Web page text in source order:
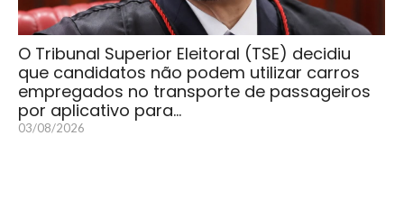
O Tribunal Superior Eleitoral (TSE) decidiu
que candidatos não podem utilizar carros
empregados no transporte de passageiros
por aplicativo para…
03/08/2026